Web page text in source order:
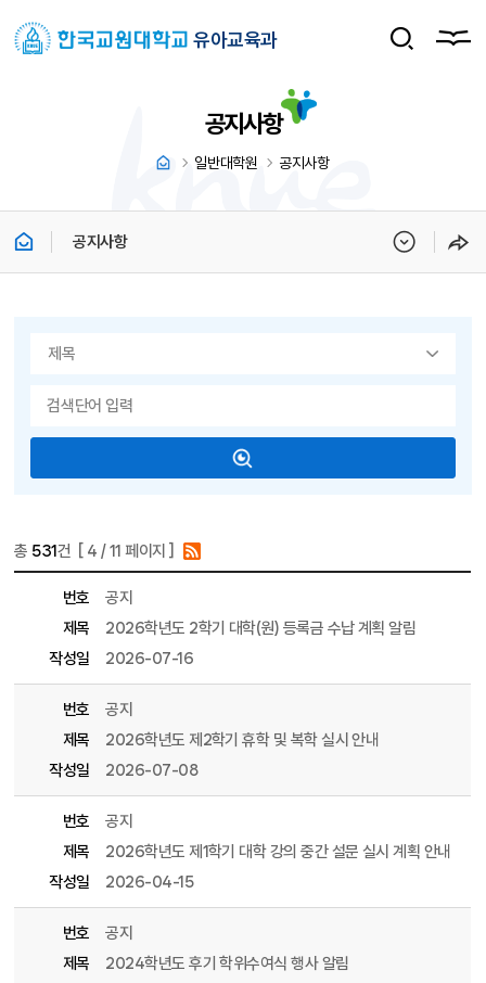
유아교육과
공지사항
일반대학원 공지사항
공지사항
총 531건 [ 4 / 11 페이지 ]
번호
공지
제목
2026학년도 2학기 대학(원) 등록금 수납 계획 알림
작성일
2026-07-16
번호
공지
제목
2026학년도 제2학기 휴학 및 복학 실시 안내
작성일
2026-07-08
번호
공지
제목
2026학년도 제1학기 대학 강의 중간 설문 실시 계획 안내
작성일
2026-04-15
번호
공지
제목
2024학년도 후기 학위수여식 행사 알림